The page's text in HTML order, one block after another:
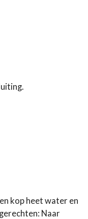
kop heet water en
Naar